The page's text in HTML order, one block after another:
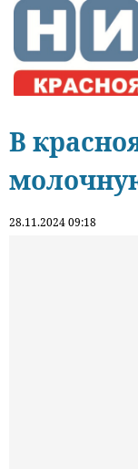
В
28.11.2024 09:18